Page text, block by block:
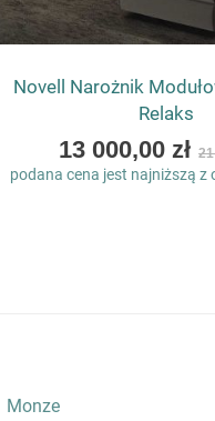
Novell Narożnik
Relaks
As
low
13 000,00 zł
podana cena jest najniższą z
Monze